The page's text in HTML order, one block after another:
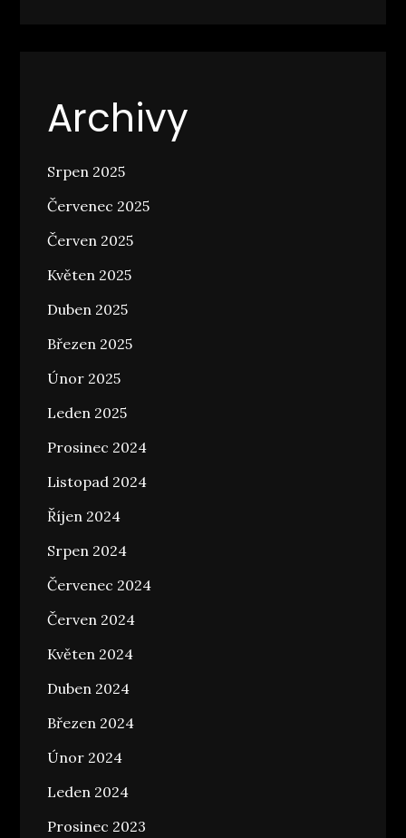
Archivy
Srpen 2025
Červenec 2025
Červen 2025
Květen 2025
Duben 2025
Březen 2025
Únor 2025
Leden 2025
Prosinec 2024
Listopad 2024
Říjen 2024
Srpen 2024
Červenec 2024
Červen 2024
Květen 2024
Duben 2024
Březen 2024
Únor 2024
Leden 2024
Prosinec 2023